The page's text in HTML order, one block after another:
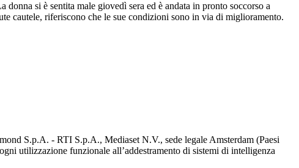
si è sentita male giovedì sera ed è andata in pronto soccorso a
cautele, riferiscono che le sue condizioni sono in via di miglioramento.
S.p.A. - RTI S.p.A., Mediaset N.V., sede legale Amsterdam (Paesi
utilizzazione funzionale all’addestramento di sistemi di intelligenza